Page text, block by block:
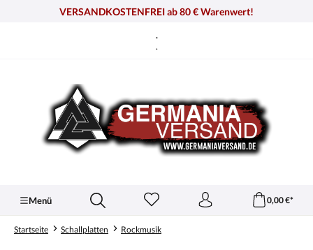
VERSANDKOSTENFREI ab 80 € Warenwert!
.
.
Menü 0,00 €*
Startseite Schallplatten Rockmusik